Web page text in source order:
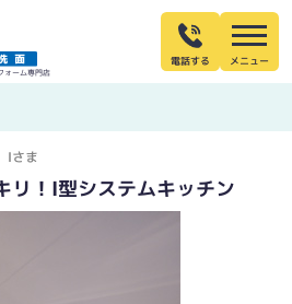
ォーム専門店
電話する
Iさま
リ！I型システムキッチン